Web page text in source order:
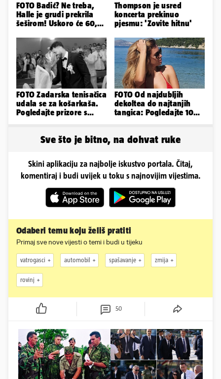
FOTO Badić? Ne treba,
Halle je grudi prekrila
šeširom! Uskoro će 60,
Thompson je usred
koncerta prekinuo
pjesmu: 'Zovite hitnu'
FOTO Zadarska tenisačica
udala se za košarkaša.
Pogledajte prizore s
FOTO Od najdubljih
dekoltea do najtanjih
tangica: Pogledajte 100
Sve što je bitno, na dohvat ruke
Skini aplikaciju za najbolje iskustvo portala. Čitaj,
komentiraj i budi uvijek u toku s najnovijim vijestima.
Odaberi temu koju želiš pratiti
Primaj sve nove vijesti o temi i budi u tijeku
vatrogasci automobil spašavanje zmija
rovinj
50